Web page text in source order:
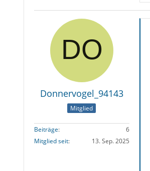
Donnervogel_94143
Mitglied
Beiträge
6
Mitglied seit
13. Sep. 2025